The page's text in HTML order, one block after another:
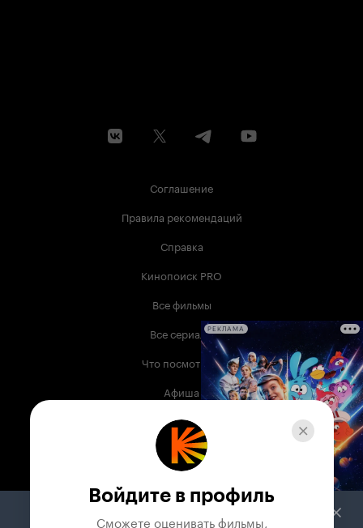
Соглашение
Правила рекомендаций
Справка
Кинопоиск PRO
Все фильмы
Все сериалы
Что посмотреть
Афиша
Музыка
Телепрограмма
Служба поддержки
РЕКЛАМА
Войдите в профиль
Сможете оценивать фильмы,